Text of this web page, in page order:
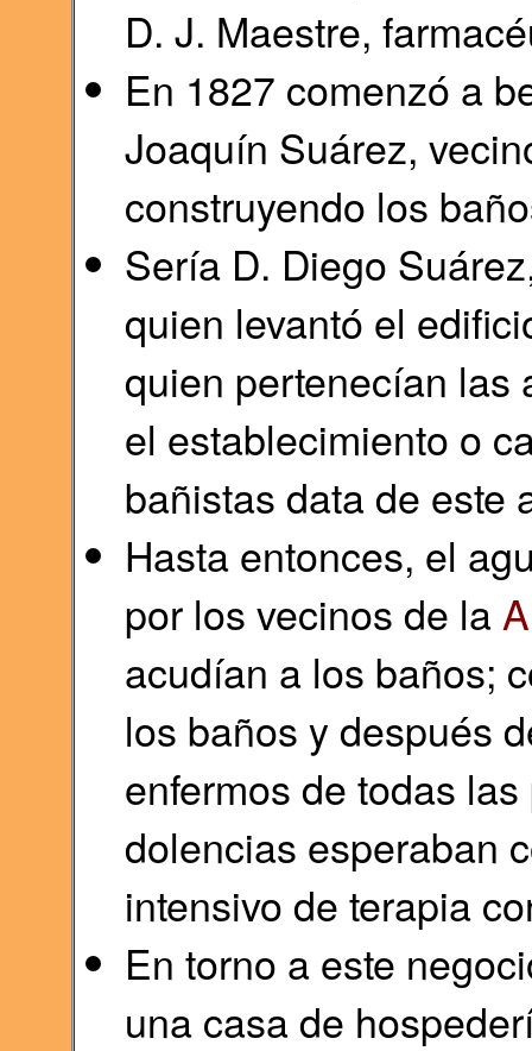
D. J. Maestre,
En 1827 comenzó a
Joaquín Suárez,
construyendo los
Sería D. Diego
quien levantó el
quien pertenecían las
el establecimiento o
bañistas data de este
Hasta entonces, el
por los vecinos de la
acudían a los baños;
los baños y después
enfermos de todas
dolencias esperaban
intensivo de terapia
En torno a este
una casa de